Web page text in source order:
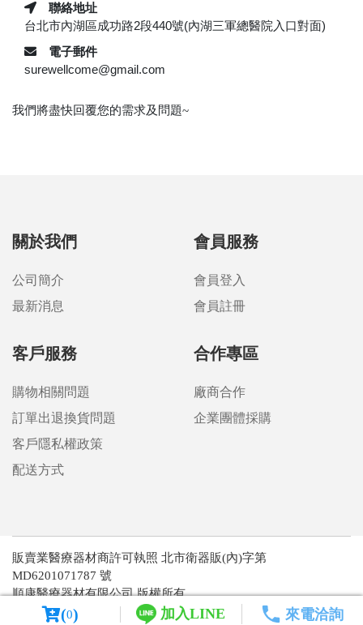
聯絡地址
台北市內湖區成功路2段440號(內湖三軍總醫院入口對面)
電子郵件
surewellcome@gmail.com
我們將盡快回覆您的需求及問題~
關於我們
公司簡介
最新消息
會員服務
會員登入
會員註冊
客戶服務
購物相關問題
訂單出退換貨問題
客戶隱私權政策
配送方式
合作專區
廠商合作
企業團體採購
販賣業醫療器材商許可執照 北市衛器販(內)字第
MD6201071787 號
順康醫療器材有限公司 版權所有
@ Copyright 2022 . All Rights Reserved.
(0) 加入LINE 來電洽詢